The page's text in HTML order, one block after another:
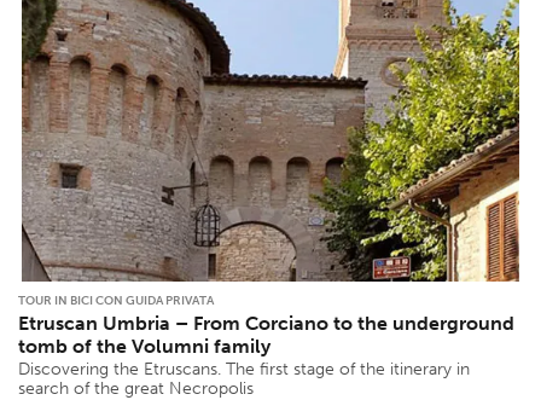
TOUR IN BICI CON GUIDA PRIVATA
Etruscan Umbria – From Corciano to the underground
tomb of the Volumni family
Discovering the Etruscans. The first stage of the itinerary in
search of the great Necropolis